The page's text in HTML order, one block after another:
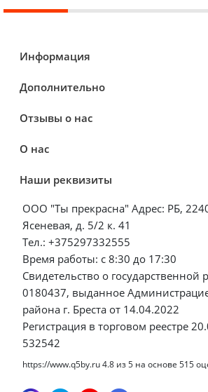
Информация
Дополнительно
Отзывы о нас
О нас
Наши реквизиты
ООО "Ты прекрасна" Адрес: РБ,
Ясеневая, д. 5/2 к. 41
Тел.: +375297332555
Время работы: с 8:30 до 17:30
Свидетельство о государственной
0180437, выданное
района г. Бреста от 14.04.2022
Регистрация в торговом реестре
532542
https://www.q5by.ru4.8 из5 на основе 515